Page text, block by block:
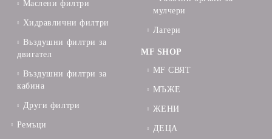
Маслени филтри
Хидравлични филтри
Въздушни филтри за
двигател
Въздушни филтри за
кабина
Други филтри
Ремъци
мулчери
Лагери
MF SHOP
MF СВЯТ
МЪЖЕ
ЖЕНИ
ДЕЦА